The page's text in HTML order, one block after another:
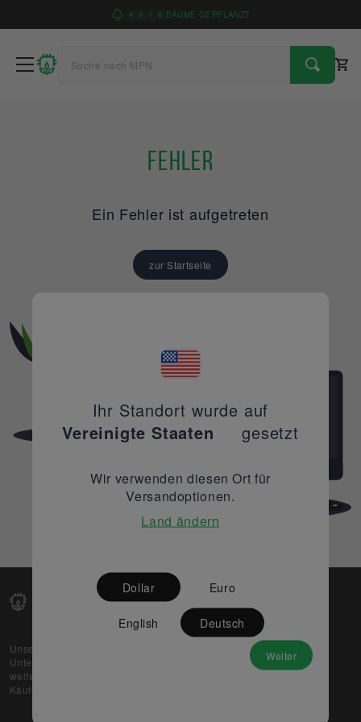
4 9 1 6 BÄUME GEPFLANZT
Fehler
Ein Fehler ist aufgetreten
zur Startseite
Unsere Web-Plattform unterstützt OEM- und EMS-
Unternehmen dabei, ihre überschüssigen Lagerbestände
weltweit zu verkaufen und gleichzeitig den potenziellen
Käufern beste Preise und Qualität zu bieten.
Partner
Ihr Standort wurde auf
Vereinigte Staaten
gesetzt
Wir verwenden diesen Ort für
Versandoptionen.
Land ändern
Dollar Euro
English Deutsch
Weiter